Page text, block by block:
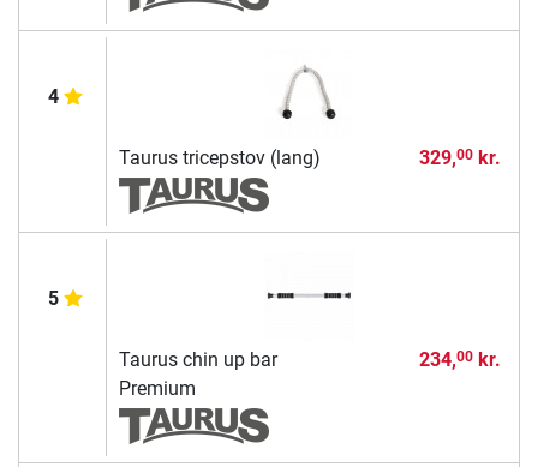
4
Taurus tricepstov (lang) 329,00kr.
5
Taurus chin up bar
Premium
234,00kr.